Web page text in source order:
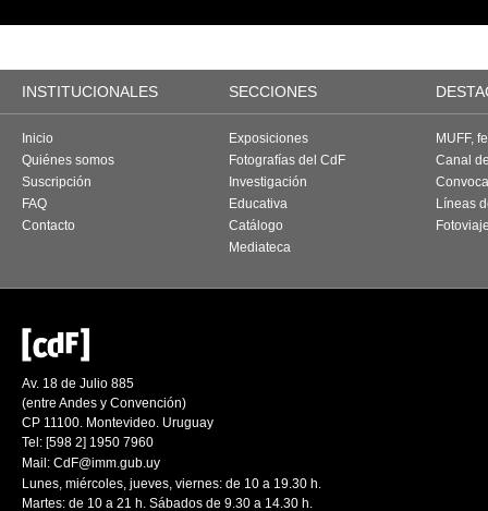
INSTITUCIONALES SECCIONES
Inicio
Quiénes somos
Suscripción
FAQ
Contacto
Exposiciones
Fotografías del CdF
Investigación
Educativa
Catálogo
Mediateca
MUFF,
Canal
Líneas
Av. 18 de Julio 885
(entre Andes y Convención)
CP 11100. Montevideo. Uruguay
Tel: [598 2] 1950 7960
Mail: CdF@imm.gub.uy
Lunes, miércoles, jueves, viernes: de 10 a 19.30 h.
Martes: de 10 a 21 h. Sábados de 9.30 a 14.30 h.